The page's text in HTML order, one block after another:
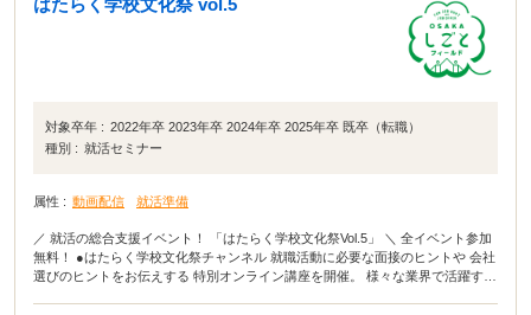
はたらく学校文化祭 vol.5
対象卒年 : 2022年卒 2023年卒 2024年卒 2025年卒 既卒（転職）
種別 : 就活セミナー
属性 : 動画配信 就活準備
／ 就活の総合支援イベント！ 「はたらく学校文化祭Vol.5」 ＼ 全イベント参加
無料！ ●はたらく学校文化祭チャンネル 就職活動に必要な面接のヒントや 会社
選びのヒントをお伝えする 特別オンライン講座を開催。 様々な業界で活躍する